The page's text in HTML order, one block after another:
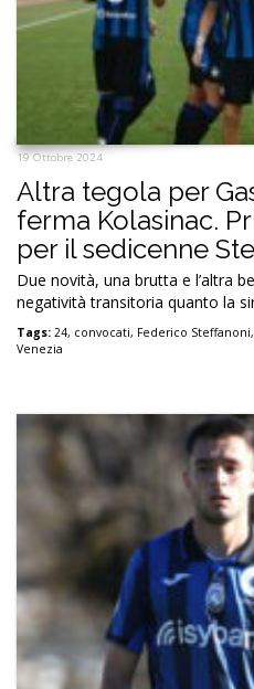
19 Ottobre 2024
Altra tegola per
ferma Kolasinac.
per il sedicenne
Due novità, una brutta e l’altra
negatività transitoria quanto la
Tags: 24, convocati, Federico Steffanoni,
Venezia